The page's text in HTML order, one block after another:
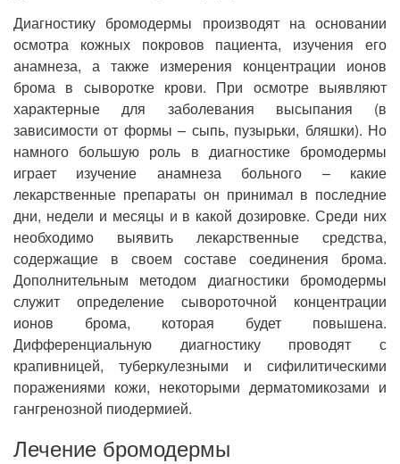
Диагностику бромодермы производят на основании
осмотра кожных покровов пациента, изучения его
анамнеза, а также измерения концентрации ионов
брома в сыворотке крови. При осмотре выявляют
характерные для заболевания высыпания (в
зависимости от формы – сыпь, пузырьки, бляшки). Но
намного большую роль в диагностике бромодермы
играет изучение анамнеза больного – какие
лекарственные препараты он принимал в последние
дни, недели и месяцы и в какой дозировке. Среди них
необходимо выявить лекарственные средства,
содержащие в своем составе соединения брома.
Дополнительным методом диагностики бромодермы
служит определение сывороточной концентрации
ионов брома, которая будет повышена.
Дифференциальную диагностику проводят с
крапивницей, туберкулезными и сифилитическими
поражениями кожи, некоторыми дерматомикозами и
гангренозной пиодермией.
Лечение бромодермы